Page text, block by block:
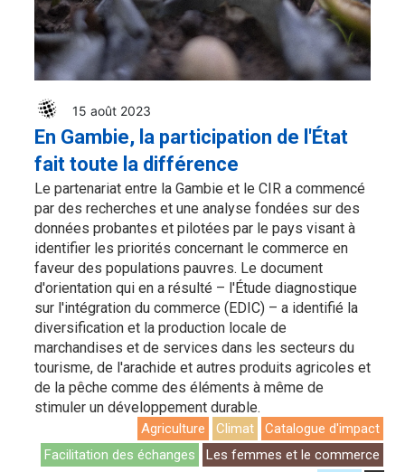
15 août 2023
En Gambie, la participation de l'État
fait toute la différence
Le partenariat entre la Gambie et le CIR a commencé
par des recherches et une analyse fondées sur des
données probantes et pilotées par le pays visant à
identifier les priorités concernant le commerce en
faveur des populations pauvres. Le document
d'orientation qui en a résulté – l'Étude diagnostique
sur l'intégration du commerce (EDIC) – a identifié la
diversification et la production locale de
marchandises et de services dans les secteurs du
tourisme, de l'arachide et autres produits agricoles et
de la pêche comme des éléments à même de
stimuler un développement durable.
Agriculture Climat
Catalogue d'impact
Facilitation des échanges
Les femmes et le commerce